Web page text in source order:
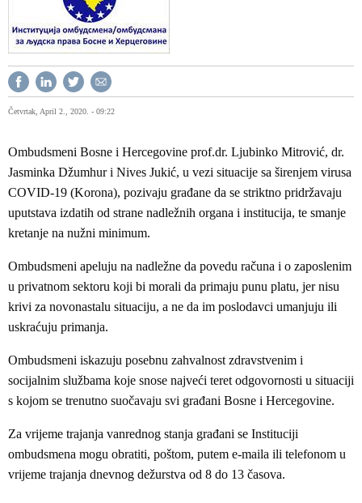
Četvrtak, April 2., 2020. - 09:22
Ombudsmeni Bosne i Hercegovine prof.dr. Ljubinko Mitrović, dr.
Jasminka Džumhur i Nives Jukić, u vezi situacije sa širenjem virusa
COVID-19 (Korona), pozivaju građane da se striktno pridržavaju
uputstava izdatih od strane nadležnih organa i institucija, te smanje
kretanje na nužni minimum.
Ombudsmeni apeluju na nadležne da povedu računa i o zaposlenim
u privatnom sektoru koji bi morali da primaju punu platu, jer nisu
krivi za novonastalu situaciju, a ne da im poslodavci umanjuju ili
uskraćuju primanja.
Ombudsmeni iskazuju posebnu zahvalnost zdravstvenim i
socijalnim službama koje snose najveći teret odgovornosti u situaciji
s kojom se trenutno suočavaju svi građani Bosne i Hercegovine.
Za vrijeme trajanja vanrednog stanja građani se Instituciji
ombudsmena mogu obratiti, poštom, putem e-maila ili telefonom u
vrijeme trajanja dnevnog dežurstva od 8 do 13 časova.